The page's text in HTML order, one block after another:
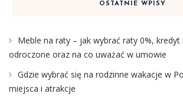
OSTATNIE WPISY
Meble na raty – jak wybrać raty 0%, kredyt
odroczone oraz na co uważać w umowie
Gdzie wybrać się na rodzinne wakacje w
miejsca i atrakcje